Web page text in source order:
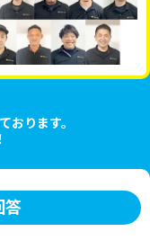
おります。
答